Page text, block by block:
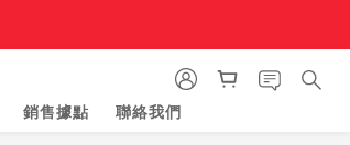
銷售據點 聯絡我們